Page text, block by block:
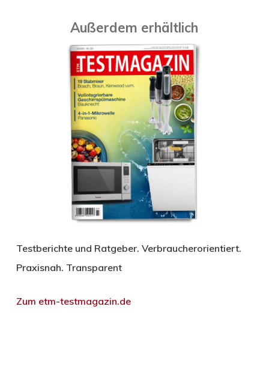
Außerdem erhältlich
Testberichte und Ratgeber. Verbraucherorientiert.
Praxisnah. Transparent
Zum etm-testmagazin.de